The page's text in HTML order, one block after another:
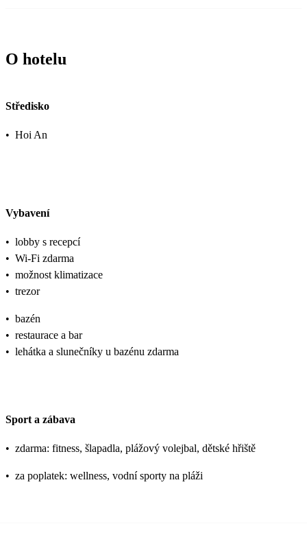
O hotelu
Středisko
• Hoi An
Vybavení
• lobby s recepcí
• Wi-Fi zdarma
• možnost klimatizace
• trezor
• bazén
• restaurace a bar
• lehátka a slunečníky u bazénu zdarma
Sport a zábava
• zdarma: fitness, šlapadla, plážový volejbal, dětské hřiště
• za poplatek: wellness, vodní sporty na pláži